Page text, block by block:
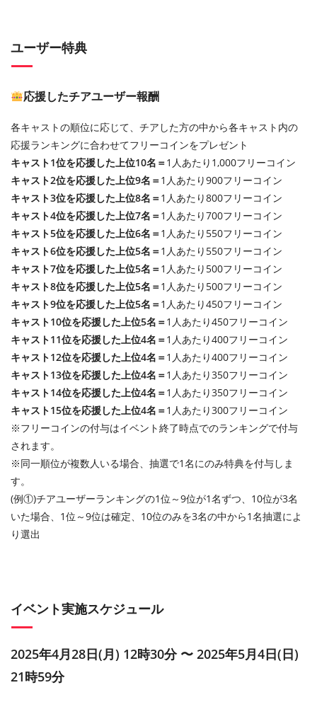
ユーザー特典
応援したチアユーザー報酬
各キャストの順位に応じて、チアした方の中から各キャスト内の
応援ランキングに合わせてフリーコインをプレゼント
キャスト1位を応援した上位10名＝1人あたり1,000フリーコイン
キャスト2位を応援した上位9名＝1人あたり900フリーコイン
キャスト3位を応援した上位8名＝1人あたり800フリーコイン
キャスト4位を応援した上位7名＝1人あたり700フリーコイン
キャスト5位を応援した上位6名＝1人あたり550フリーコイン
キャスト6位を応援した上位5名＝1人あたり550フリーコイン
キャスト7位を応援した上位5名＝1人あたり500フリーコイン
キャスト8位を応援した上位5名＝1人あたり500フリーコイン
キャスト9位を応援した上位5名＝1人あたり450フリーコイン
キャスト10位を応援した上位5名＝1人あたり450フリーコイン
キャスト11位を応援した上位4名＝1人あたり400フリーコイン
キャスト12位を応援した上位4名＝1人あたり400フリーコイン
キャスト13位を応援した上位4名＝1人あたり350フリーコイン
キャスト14位を応援した上位4名＝1人あたり350フリーコイン
キャスト15位を応援した上位4名＝1人あたり300フリーコイン
※フリーコインの付与はイベント終了時点でのランキングで付与
されます。
※同一順位が複数人いる場合、抽選で1名にのみ特典を付与しま
す。
(例①)チアユーザーランキングの1位～9位が1名ずつ、10位が3名
いた場合、1位～9位は確定、10位のみを3名の中から1名抽選によ
り選出
イベント実施スケジュール
2025年4月28日(月) 12時30分 〜 2025年5月4日(日)
21時59分